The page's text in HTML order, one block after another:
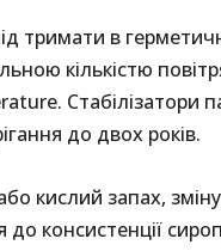
тримати в
кількістю
Стабілізатори
до двох років.
кислий запах,
консистенції